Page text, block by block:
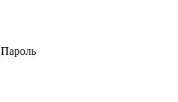
Пароль